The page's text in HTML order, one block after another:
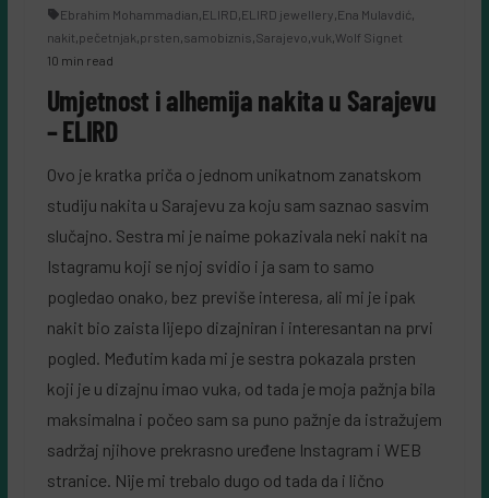
Ebrahim Mohammadian ELIRD ELIRD jewellery Ena Mulavdić
nakit pečetnjak prsten samobiznis Sarajevo vuk Wolf Signet
10 min read
Umjetnost i alhemija nakita u Sarajevu
– ELIRD
Ovo je kratka priča o jednom unikatnom zanatskom
studiju nakita u Sarajevu za koju sam saznao sasvim
slučajno. Sestra mi je naime pokazivala neki nakit na
Istagramu koji se njoj svidio i ja sam to samo
pogledao onako, bez previše interesa, ali mi je ipak
nakit bio zaista lijepo dizajniran i interesantan na prvi
pogled. Međutim kada mi je sestra pokazala prsten
koji je u dizajnu imao vuka, od tada je moja pažnja bila
maksimalna i počeo sam sa puno pažnje da istražujem
sadržaj njihove prekrasno uređene Instagram i WEB
stranice. Nije mi trebalo dugo od tada da i lično